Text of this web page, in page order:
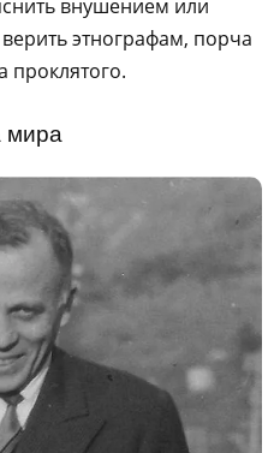
внушением или
этнографам, порча
проклятого.
мира